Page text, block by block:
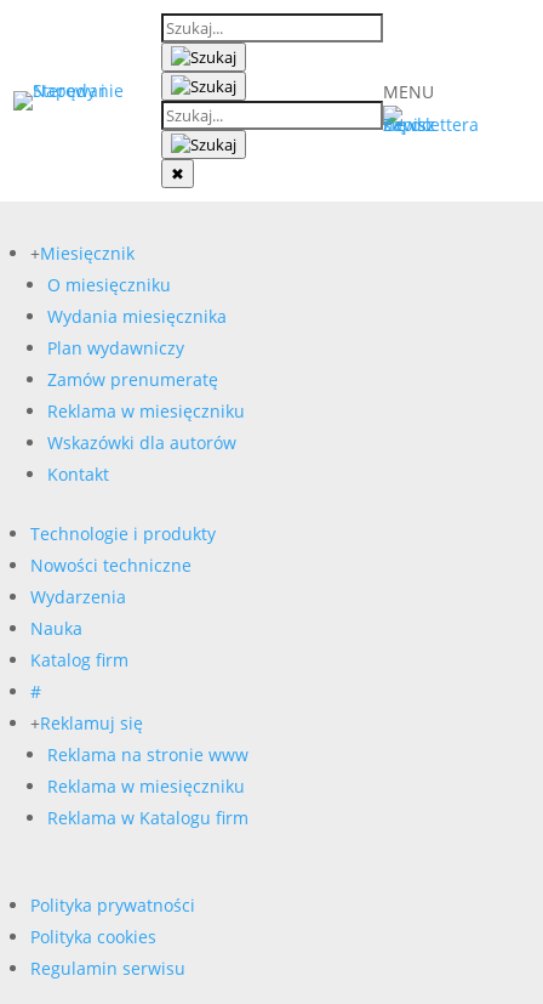
✖
MENU
+Miesięcznik
O miesięczniku
Wydania miesięcznika
Plan wydawniczy
Zamów prenumeratę
Reklama w miesięczniku
Wskazówki dla autorów
Kontakt
Technologie i produkty
Nowości techniczne
Wydarzenia
Nauka
Katalog firm
#
+Reklamuj się
Reklama na stronie www
Reklama w miesięczniku
Reklama w Katalogu firm
Polityka prywatności
Polityka cookies
Regulamin serwisu